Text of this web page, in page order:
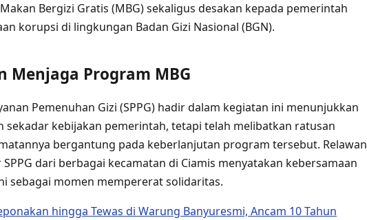
Bergizi Gratis (MBG) sekaligus desakan kepada pemerintah
korupsi di lingkungan Badan Gizi Nasional (BGN).
Menjaga Program MBG
Pemenuhan Gizi (SPPG) hadir dalam kegiatan ini menunjukkan
sekadar kebijakan pemerintah, tetapi telah melibatkan ratusan
bergantung pada keberlanjutan program tersebut. Relawan
dari berbagai kecamatan di Ciamis menyatakan kebersamaan
sebagai momen mempererat solidaritas.
hingga Tewas di Warung Banyuresmi, Ancam 10 Tahun